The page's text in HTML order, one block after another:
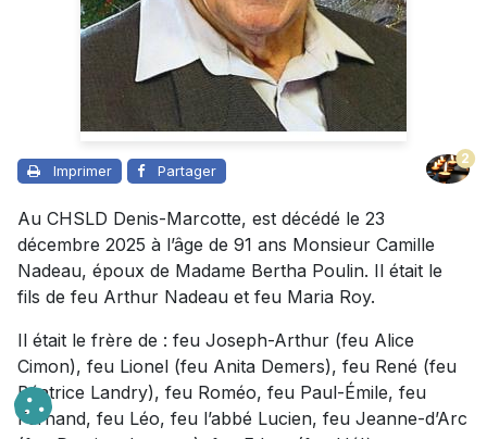
Imprimer Partager
2
Au CHSLD Denis-Marcotte, est décédé le 23
décembre 2025 à l’âge de 91 ans Monsieur Camille
Nadeau, époux de Madame Bertha Poulin. Il était le
fils de feu Arthur Nadeau et feu Maria Roy.
Il était le frère de : feu Joseph-Arthur (feu Alice
Cimon), feu Lionel (feu Anita Demers), feu René (feu
Béatrice Landry), feu Roméo, feu Paul-Émile, feu
Fernand, feu Léo, feu l’abbé Lucien, feu Jeanne-d’Arc